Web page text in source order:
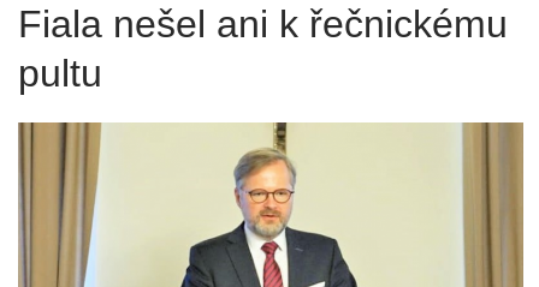
Fiala nešel ani k řečnickému
pultu